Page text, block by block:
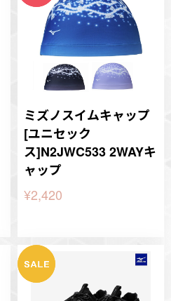
ミズノスイムキャップ
[ユニセック
ス]N2JWC533 2WAYキ
ャップ
¥2,420